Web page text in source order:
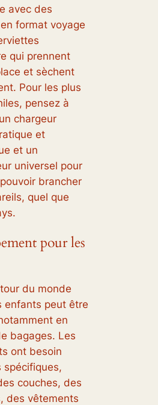
avec des
format voyage
qui prennent
et sèchent
Pour les plus
pensez à
chargeur
et
et un
universel pour
brancher
quel que
pour les
du monde
enfants peut être
en
bagages. Les
ont besoin
spécifiques,
couches, des
des vêtements